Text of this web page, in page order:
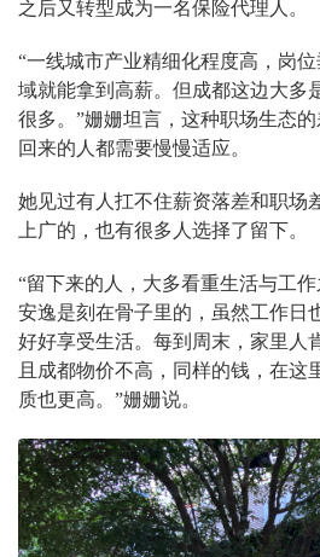
之后又转型成为一名保险代理人。
“一线城市产业精细化程度高，岗
域就能拿到高薪。但成都这边大多
很多。”姗姗坦言，这种职场生态
回来的人都需要慢慢适应。
她见过有人扛不住薪资落差和职场
上广的，也有很多人选择了留下。
“留下来的人，大多看重生活与工
安逸是刻在骨子里的，虽然工作日
好好享受生活。每到周末，家里人
且成都物价不高，同样的钱，在这
质也更高。”姗姗说。